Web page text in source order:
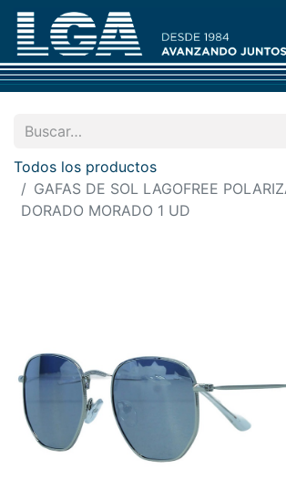
Todos los productos
GAFAS DE SOL LAGOFREE
DORADO MORADO 1 UD